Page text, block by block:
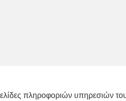
πληροφοριών υπηρεσιών